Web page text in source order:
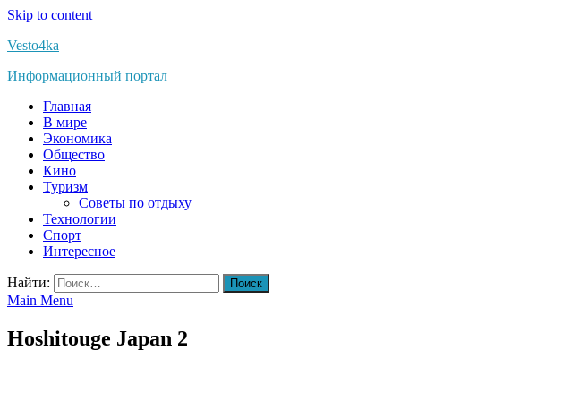
Skip to content
Vesto4ka
Информационный портал
Главная
В мире
Экономика
Общество
Кино
Туризм
Советы по отдыху
Технологии
Спорт
Интересное
Найти:
Main Menu
Hoshitouge Japan 2